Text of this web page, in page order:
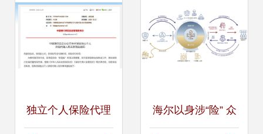
独立个人保险代理 海尔以身涉“险” 众